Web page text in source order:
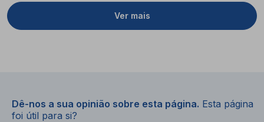
Ver mais
Dê-nos a sua opinião sobre esta página. Esta página
foi útil para si?